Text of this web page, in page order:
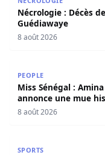
Nécrologie : Décès
Guédiawaye
8 août 2026
PEOPLE
Miss Sénégal :
annonce une mue
8 août 2026
SPORTS